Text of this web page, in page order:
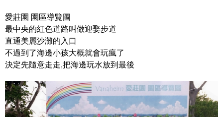
愛莊園 園區導覽圖
最中央的紅色道路叫做迎娶步道
直通美麗沙灘的入口
不過到了海邊小孩大概就會玩瘋了
決定先隨意走走,把海邊玩水放到最後